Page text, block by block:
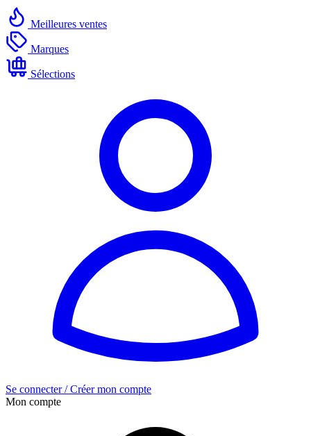
Meilleures ventes
Marques
Sélections
Se connecter / Créer mon compte
Mon compte